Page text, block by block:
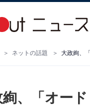
ネットの話題
絢、「オー